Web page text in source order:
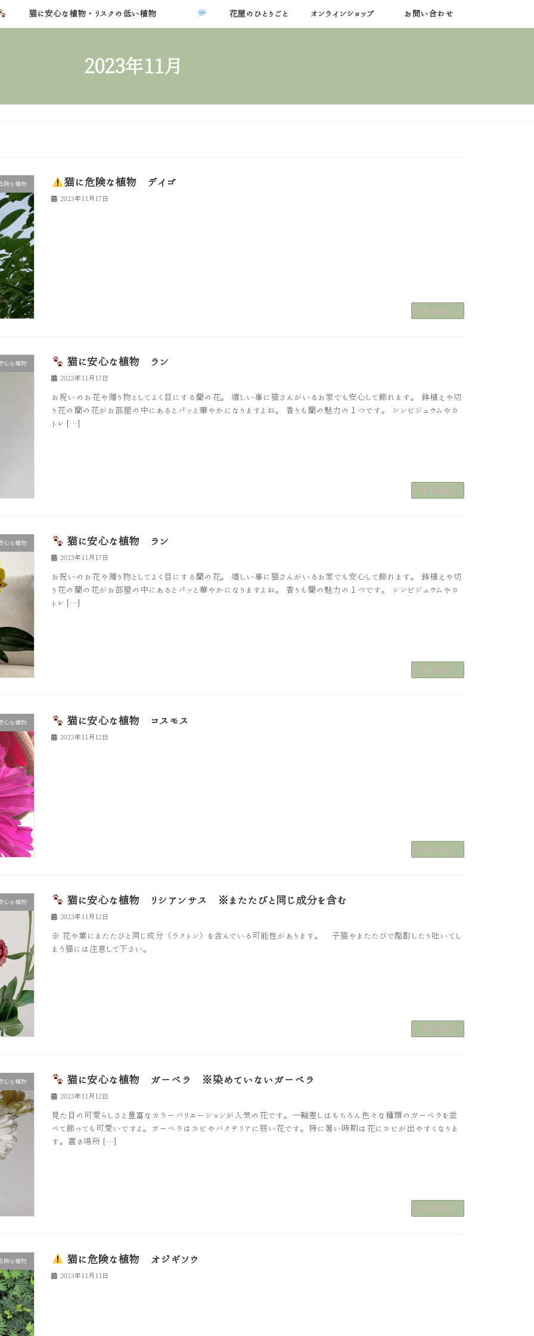
猫に安心な植物・リスクの低い植物 花屋のひとりごと オンラインショップ お問い合わせ
2023年11月
険な植物 猫に危険な植物 デイゴ
2023年11月17日
続きを読む
心な植物 猫に安心な植物 ラン
2023年11月17日
お祝いのお花や贈り物としてよく目にする蘭の花。 嬉しい事に猫さんがいるお家でも安心して飾れます。 鉢植えや切
り花の蘭の花がお部屋の中にあるとパッと華やかになりますよね。 香りも蘭の魅力の１つです。 シンビジュウムやカ
トレ […]
続きを読む
心な植物 猫に安心な植物 ラン
2023年11月17日
お祝いのお花や贈り物としてよく目にする蘭の花。 嬉しい事に猫さんがいるお家でも安心して飾れます。 鉢植えや切
り花の蘭の花がお部屋の中にあるとパッと華やかになりますよね。 香りも蘭の魅力の１つです。 シンビジュウムやカ
トレ […]
続きを読む
心な植物 猫に安心な植物 コスモス
2023年11月12日
続きを読む
心な植物 猫に安心な植物 リシアンサス ※またたびと同じ成分を含む
2023年11月12日
※ 花や葉にまたたびと同じ成分（ラクトン）を含んでいる可能性があります。 子猫やまたたびで酩酊したり吐いてし
まう猫には注意して下さい。
続きを読む
心な植物 猫に安心な植物 ガーベラ ※染めていないガーベラ
2023年11月12日
見た目の可愛らしさと豊富なカラーバリエーションが人気の花です。一輪差しはもちろん色々な種類のガーベラを並
べて飾っても可愛いですよ。ガーベラはカビやバクテリアに弱い花です。特に暑い時期は花にカビが出やすくなりま
す。置き場所 […]
続きを読む
険な植物 猫に危険な植物 オジギソウ
2023年11月11日